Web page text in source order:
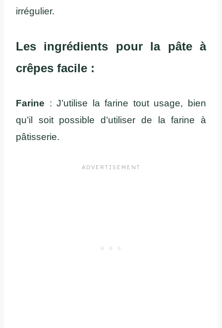
irrégulier.
Les ingrédients pour la pâte à
crêpes facile :
Farine : J’utilise la farine tout usage, bien
qu’il soit possible d’utiliser de la farine à
pâtisserie.